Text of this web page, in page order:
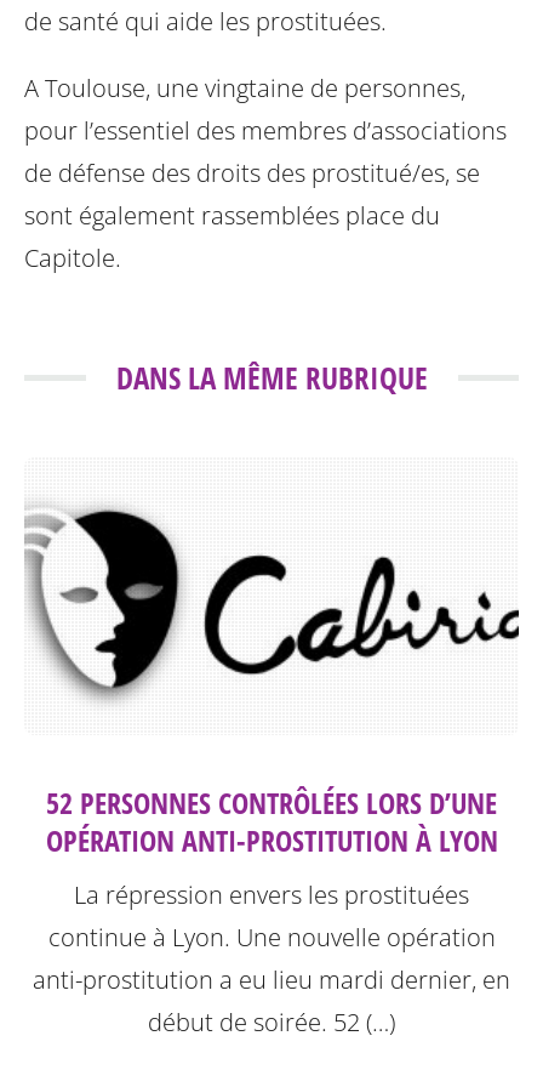
de santé qui aide les prostituées.
A Toulouse, une vingtaine de personnes,
pour l’essentiel des membres d’associations
de défense des droits des prostitué/es, se
sont également rassemblées place du
Capitole.
DANS LA MÊME RUBRIQUE
52 PERSONNES CONTRÔLÉES LORS D’UNE
OPÉRATION ANTI-PROSTITUTION À LYON
La répression envers les prostituées
continue à Lyon. Une nouvelle opération
anti-prostitution a eu lieu mardi dernier, en
début de soirée. 52 (…)